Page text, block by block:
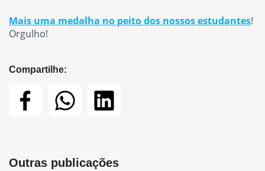
Mais uma medalha no peito dos nossos estudantes!
Orgulho!
Compartilhe:
Outras publicações